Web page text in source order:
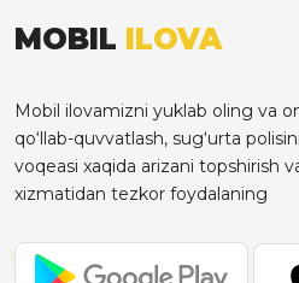
MOBIL ILOVA
Mobil ilovamizni yuklab oling va
qo‘llab-quvvatlash, sug‘urta
voqeasi xaqida arizani topshirish
xizmatidan tezkor foydalaning